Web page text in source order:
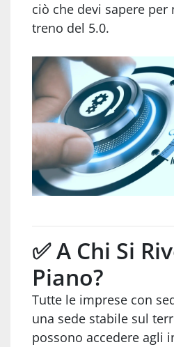
ciò che devi sapere per
treno del 5.0.
✅ A Chi Si
Piano?
Tutte le imprese con
una sede stabile sul
possono accedere agli